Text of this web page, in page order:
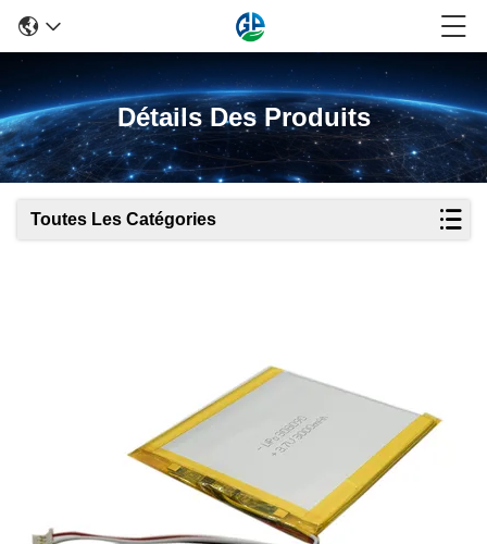
Détails Des Produits
Toutes Les Catégories